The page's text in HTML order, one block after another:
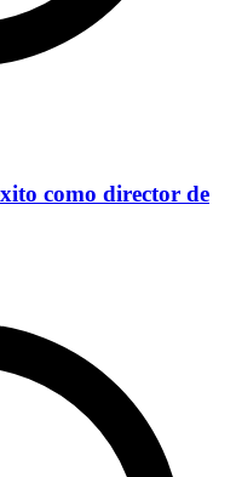
como director de